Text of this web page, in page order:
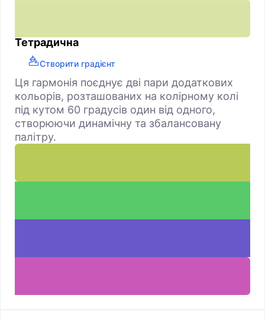
Тетрадична
Створити градієнт
Ця гармонія поєднує дві пари додаткових
кольорів, розташованих на колірному колі
під кутом 60 градусів один від одного,
створюючи динамічну та збалансовану
палітру.